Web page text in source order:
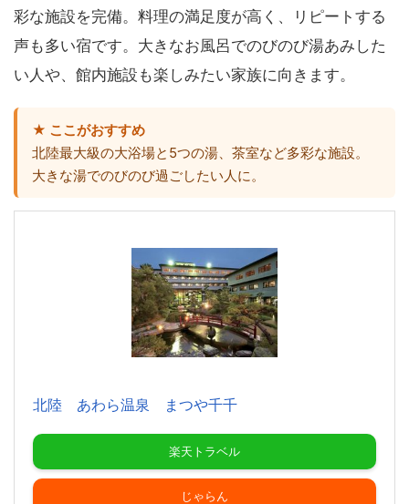
彩な施設を完備。料理の満足度が高く、リピートする
声も多い宿です。大きなお風呂でのびのび湯あみした
い人や、館内施設も楽しみたい家族に向きます。
★ ここがおすすめ
北陸最大級の大浴場と5つの湯、茶室など多彩な施設。
大きな湯でのびのび過ごしたい人に。
北陸 あわら温泉 まつや千千
楽天トラベル
じゃらん